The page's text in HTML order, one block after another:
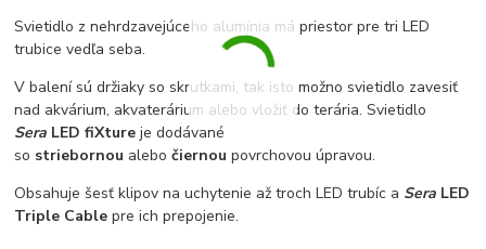
Svietidlo z nehrdzavejúceho alumínia má priestor pre tri LED
trubice vedľa seba.
V balení sú držiaky so skrutkami, tak isto možno svietidlo zavesiť
nad akvárium, akvaterárium alebo vložiť do terária. Svietidlo
Sera LED fiXture je dodávané
so striebornou alebočiernoupovrchovou úpravou.
Obsahuje šesť klipov na uchytenie až troch LED trubíc a Sera LED
Triple Cable pre ich prepojenie.